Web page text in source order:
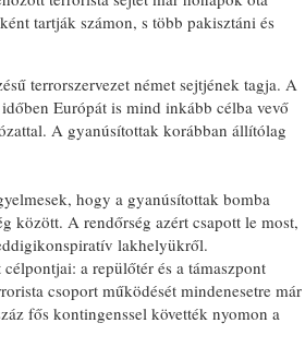
tartják számon, s több pakisztáni és
terrorszervezet német sejtjének tagja. A
Európát is mind inkább célba vevő
A gyanúsítottak korábban állítólag
hogy a gyanúsítottak bomba
között. A rendőrség azért csapott le most,
lakhelyükről.
a repülőtér és a támaszpont
csoport működését mindenesetre már
fős kontingenssel követték nyomon a